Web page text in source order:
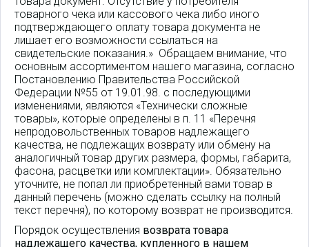
товарного чека или кассового чека либо иного
подтверждающего оплату товара документа не
лишает его возможности ссылаться на
свидетельские показания.» Обращаем внимание, что
основным ассортиментом нашего магазина, согласно
Постановлению Правительства Российской
Федерации №55 от 19.01.98. с последующими
изменениями, являются «Технически сложные
товары», которые определены в п. 11 «Перечня
непродовольственных товаров надлежащего
качества, не подлежащих возврату или обмену на
аналогичный товар других размера, формы, габарита,
фасона, расцветки или комплектации». Обязательно
уточните, не попал ли приобретенный вами товар в
данный перечень (можно сделать ссылку на полный
текст перечня), по которому возврат не производится.
Порядок осуществления возврата товара
надлежащего качества, купленного в нашем